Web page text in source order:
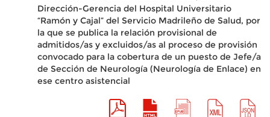
Dirección-Gerencia del Hospital Universitario
“Ramón y Cajal” del Servicio Madrileño de Salud, por
la que se publica la relación provisional de
admitidos/as y excluidos/as al proceso de provisión
convocado para la cobertura de un puesto de Jefe/a
de Sección de Neurología (Neurología de Enlace) en
ese centro asistencial